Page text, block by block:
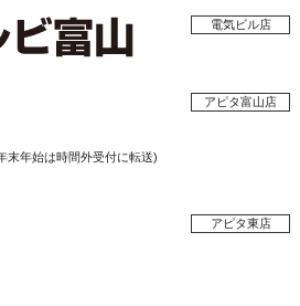
末年始は時間外受付に転送)
電気ビル店
アピタ富山店
アピタ東店